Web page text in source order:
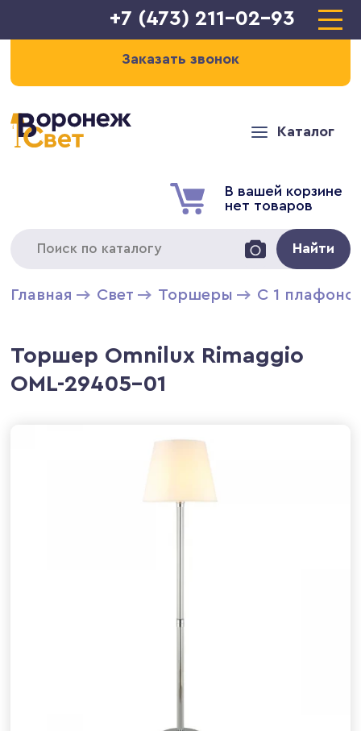
+7 (473) 211-02-93
Заказать звонок
Каталог
В вашей корзине
нет товаров
Найти
Главная Свет Торшеры С 1
Торшер Omnilux Rimaggio
OML-29405-01